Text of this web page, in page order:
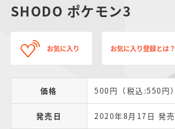
SHODO ポケモン3
お気に入り お気に入り登録とは？
価格 500円（税込:550円）
発売日 2020年8月17日 発売